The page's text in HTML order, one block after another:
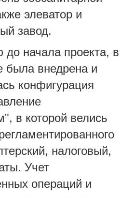
элеватор и
завод.
до начала проекта, в
была внедрена и
конфигурация
в которой велись
налоговый,
Учет
операций и